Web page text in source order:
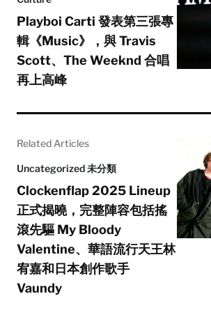
Playboi Carti 發表第三張專
輯《Music》，與 Travis
Scott、The Weeknd 合唱
再上高峰
Related Articles
Uncategorized 未分類
Clockenflap 2025 Lineup
正式揭曉，完整陣容包括搖
滾先驅 My Bloody
Valentine、華語流行天王林
宥嘉和日本創作歌手
Vaundy